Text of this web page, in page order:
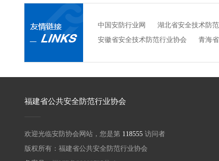
中国安防行业网
湖北省安全技术防
安徽省安全技术防范行业协会
青海
福建省公共安全防范行业协会
欢迎光临安防协会网站，您是第 118555 访问者
版权所有：福建省公共安全防范行业协会